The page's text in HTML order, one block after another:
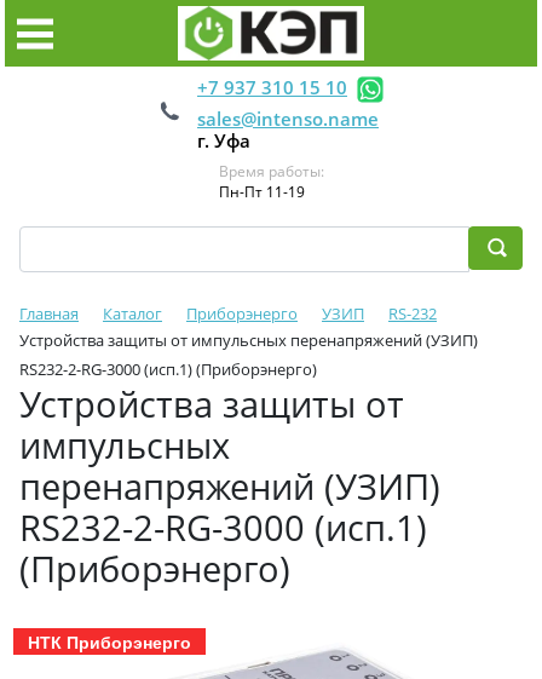
+7 937 310 15 10
sales@intenso.name
г. Уфа
Время работы:
Пн-Пт 11-19
Главная Каталог Приборэнерго УЗИП
RS-232
Устройства защиты от импульсных перенапряжений (УЗИП)
RS232-2-RG-3000 (исп.1) (Приборэнерго)
Устройства защиты от
импульсных
перенапряжений (УЗИП)
RS232-2-RG-3000 (исп.1)
(Приборэнерго)
НТК Приборэнерго